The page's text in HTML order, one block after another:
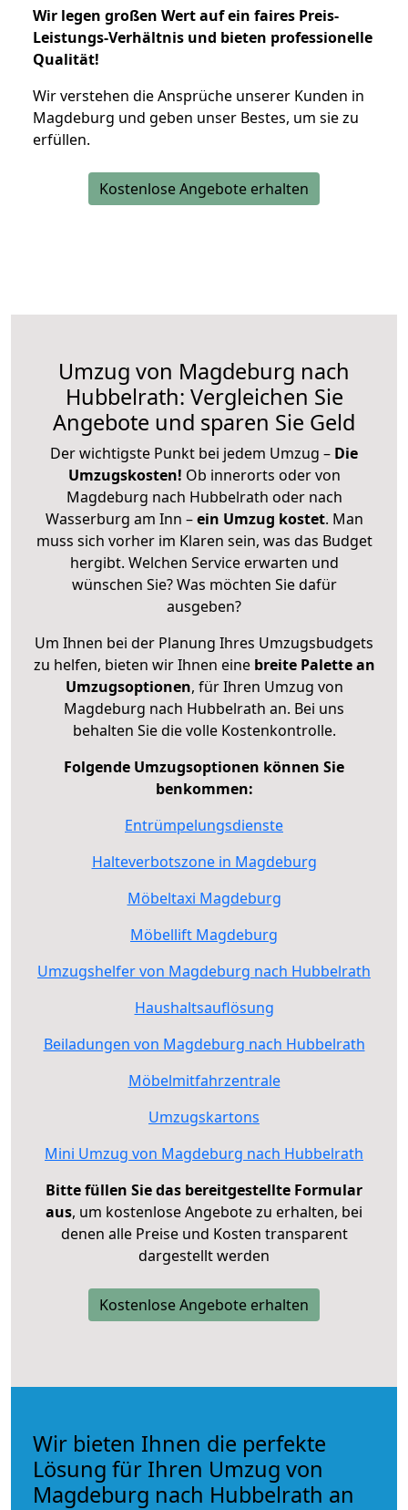
Wir legen großen Wert auf ein faires Preis-
Leistungs-Verhältnis und bieten professionelle
Qualität!
Wir verstehen die Ansprüche unserer Kunden in
Magdeburg und geben unser Bestes, um sie zu
erfüllen.
Kostenlose Angebote erhalten
Umzug von Magdeburg nach
Hubbelrath: Vergleichen Sie
Angebote und sparen Sie Geld
Der wichtigste Punkt bei jedem Umzug – Die
Umzugskosten! Ob innerorts oder von
Magdeburg nach Hubbelrath oder nach
Wasserburg am Inn –ein Umzug kostet. Man
muss sich vorher im Klaren sein, was das Budget
hergibt. Welchen Service erwarten und
wünschen Sie? Was möchten Sie dafür
ausgeben?
Um Ihnen bei der Planung Ihres Umzugsbudgets
zu helfen, bieten wir Ihnen eine breite Palette an
Umzugsoptionen, für Ihren Umzug von
Magdeburg nach Hubbelrath an. Bei uns
behalten Sie die volle Kostenkontrolle.
Folgende Umzugsoptionen können Sie
benkommen:
Entrümpelungsdienste
Halteverbotszone in Magdeburg
Möbeltaxi Magdeburg
Möbellift Magdeburg
Umzugshelfer von Magdeburg nach Hubbelrath
Haushaltsauflösung
Beiladungen von Magdeburg nach Hubbelrath
Möbelmitfahrzentrale
Umzugskartons
Mini Umzug von Magdeburg nach Hubbelrath
Bitte füllen Sie das bereitgestellte Formular
aus, um kostenlose Angebote zu erhalten, bei
denen alle Preise und Kosten transparent
dargestellt werden
Kostenlose Angebote erhalten
Wir bieten Ihnen die perfekte
Lösung für Ihren Umzug von
Magdeburg nach Hubbelrath an